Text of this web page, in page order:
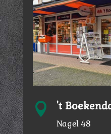
 't
Nagel 48